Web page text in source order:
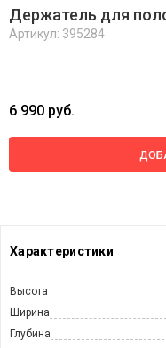
Держатель для
Артикул: 395284
6 990 руб.
Характеристики
Высота
Ширина
Глубина